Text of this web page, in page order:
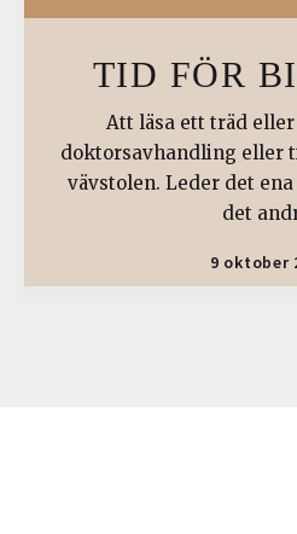
TID FÖR
Att läsa ett träd eller
doktorsavhandling
vävstolen. Leder det
det
9 oktober